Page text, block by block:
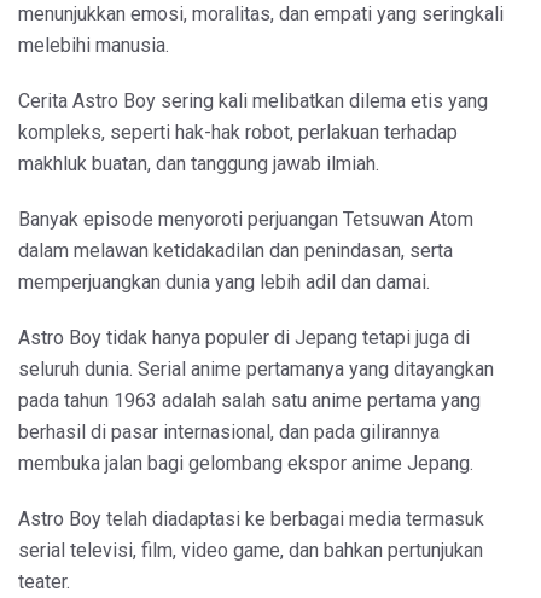
menunjukkan emosi, moralitas, dan empati yang seringkali
melebihi manusia.
Cerita Astro Boy sering kali melibatkan dilema etis yang
kompleks, seperti hak-hak robot, perlakuan terhadap
makhluk buatan, dan tanggung jawab ilmiah.
Banyak episode menyoroti perjuangan Tetsuwan Atom
dalam melawan ketidakadilan dan penindasan, serta
memperjuangkan dunia yang lebih adil dan damai.
Astro Boy tidak hanya populer di Jepang tetapi juga di
seluruh dunia. Serial anime pertamanya yang ditayangkan
pada tahun 1963 adalah salah satu anime pertama yang
berhasil di pasar internasional, dan pada gilirannya
membuka jalan bagi gelombang ekspor anime Jepang.
Astro Boy telah diadaptasi ke berbagai media termasuk
serial televisi, film, video game, dan bahkan pertunjukan
teater.